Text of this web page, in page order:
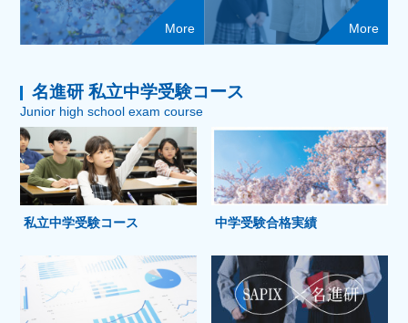
More More
名進研 私立中学受験コース
Junior high school exam course
私立中学受験コース 中学受験合格実績